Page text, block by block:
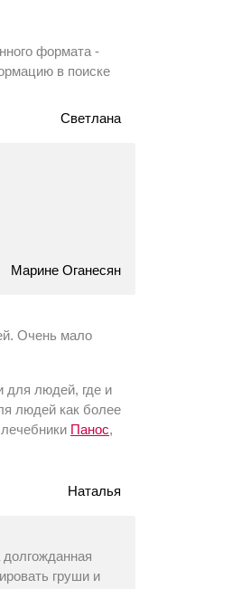
формата -
в поиске
Светлана
Марине Оганесян
Очень мало
для людей, где и
людей как более
Панос,
Наталья
груши и